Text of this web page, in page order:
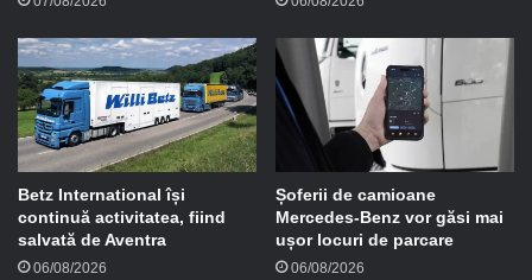
Betz International își
continuă activitatea, fiind
salvată de Aventra
06/08/2026
Șoferii de camioane
Mercedes-Benz vor găsi mai
ușor locuri de parcare
06/08/2026